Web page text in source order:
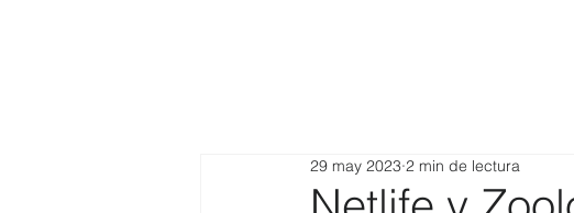
29 may 2023 2 min de lectura